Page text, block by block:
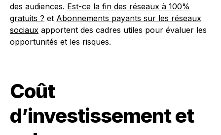
des audiences. Est-ce la fin des réseaux à 100%
gratuits ? et Abonnements payants sur les réseaux
sociaux apportent des cadres utiles pour évaluer les
opportunités et les risques.
Coût
d’investissement et